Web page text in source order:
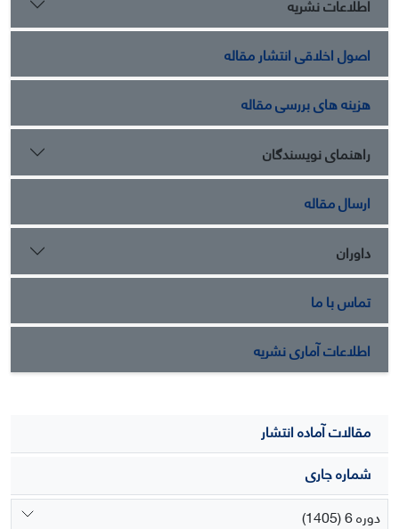
بازاریابی سبز مهاجرانی (1394)، قصد خرید سبز هانگ و همکاران
(2014) و پرسشنامه مصرف پایدار لوچیک (2011) می‌باشد. نتایج
پژوهش نشان داد که هر 4 فرضیه فرعی پذیرفته شدند، در نتیجه
فرضیه اصلی نیز پذیرفته می‌شود و آمیخته بازاریابی سبز بر مصرف
پایدار با نقش میانجی خرید سبز دانشجویان دانشگاه آزاد اسلامی
واحد شهرکرد تأثیر مثبت معناداری دارد.
اصول اخلاقی انتشار مقاله
هزینه های بررسی مقاله
راهنمای نویسندگان
ارسال مقاله
داوران
تماس با ما
اطلاعات آماری نشریه
مقالات آماده انتشار
شماره جاری
دوره 6 (1405)